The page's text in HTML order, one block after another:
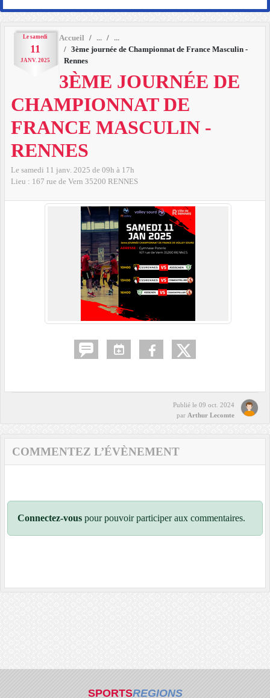
Le samedi
11
JANV. 2025
Accueil
3ème journée de Championnat de France Masculin -
Rennes
3ÈME JOURNÉE DE
CHAMPIONNAT DE
FRANCE MASCULIN -
RENNES
Le samedi 11 janv. 2025 de 09h à 17h
Lieu : 167 rue de Vern 35200 RENNES
Publié le 09 oct. 2024
par Arthur Lecomte
COMMENTEZ L’ÉVÈNEMENT
Connectez-vous pour pouvoir participer aux commentaires.
SPORTSREGIONS